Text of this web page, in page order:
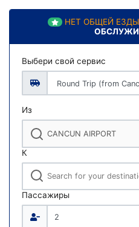
НЕТ ОБЩЕЙ
Выбери свой сервис
Из
К
Пассажиры